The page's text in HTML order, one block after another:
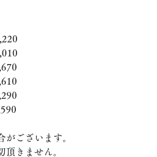
ございます。
きません。